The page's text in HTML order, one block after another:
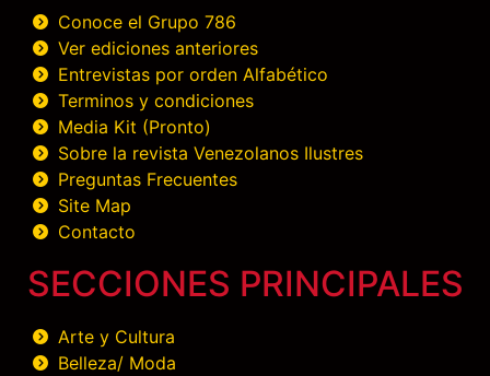
Conoce el Grupo 786
Ver ediciones anteriores
Entrevistas por orden Alfabético
Terminos y condiciones
Media Kit (Pronto)
Sobre la revista Venezolanos Ilustres
Preguntas Frecuentes
Site Map
Contacto
SECCIONES PRINCIPALES
Arte y Cultura
Belleza/ Moda